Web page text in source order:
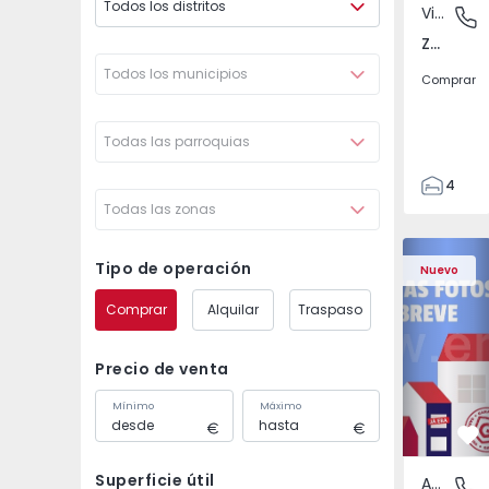
Todos los distritos
Todos los municipios
Todas las parroquias
Todas las zonas
Tipo de operación
Comprar Alquilar Traspaso
Precio de venta
Mínimo Máximo
Superficie útil
Vivienda Adosada
Zebreira e Segura, Castelo Branco
Comprar
4
80
80
244
Nuevo
Apartamento